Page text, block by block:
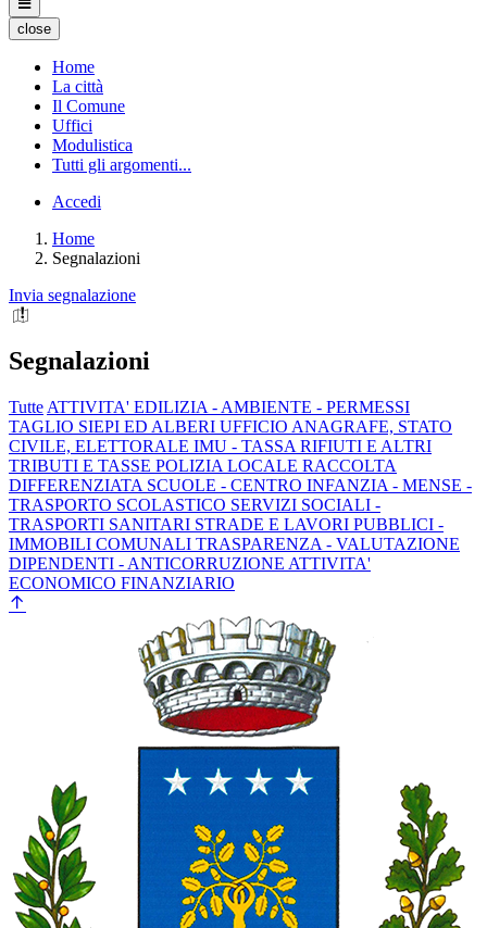
close
Home
La città
Il Comune
Uffici
Modulistica
Tutti gli argomenti...
Accedi
Home
Segnalazioni
Invia segnalazione
Segnalazioni
Tutte ATTIVITA' EDILIZIA - AMBIENTE - PERMESSI
TAGLIO SIEPI ED ALBERI UFFICIO ANAGRAFE, STATO
CIVILE, ELETTORALE IMU - TASSA RIFIUTI E ALTRI
TRIBUTI E TASSE POLIZIA LOCALE RACCOLTA
DIFFERENZIATA SCUOLE - CENTRO INFANZIA - MENSE -
TRASPORTO SCOLASTICO SERVIZI SOCIALI -
TRASPORTI SANITARI STRADE E LAVORI PUBBLICI -
IMMOBILI COMUNALI TRASPARENZA - VALUTAZIONE
DIPENDENTI - ANTICORRUZIONE ATTIVITA'
ECONOMICO FINANZIARIO